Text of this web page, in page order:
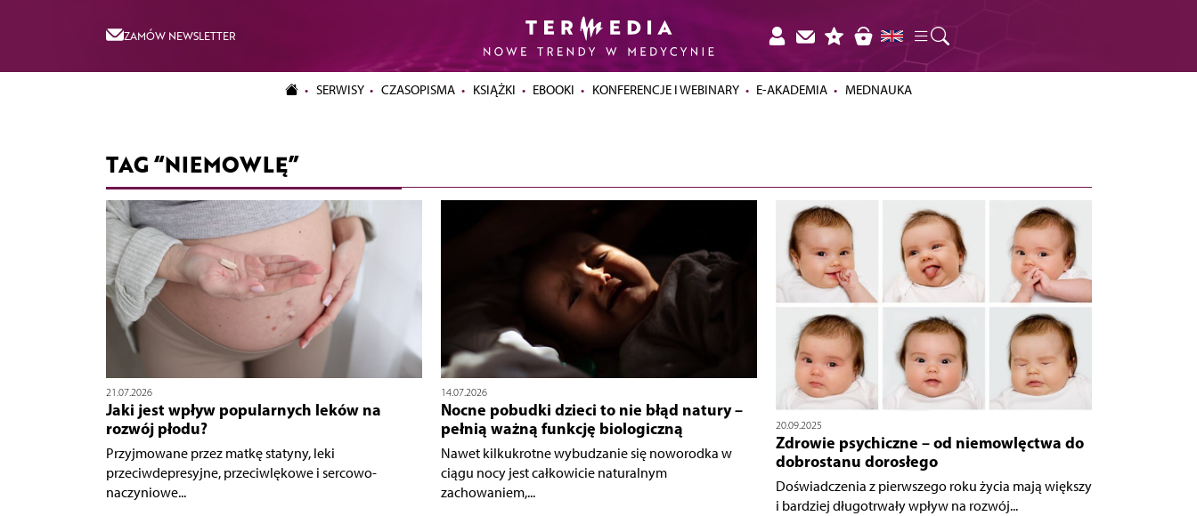
ZAMÓW NEWSLETTER
SERWISY CZASOPISMA KSIĄŻKI EBOOKI KONFERENCJE I WEBINARY E-AKADEMIA MEDNAUKA
TAG “NIEMOWLĘ”
21.07.2026
Jaki jest wpływ popularnych leków na
rozwój płodu?
Przyjmowane przez matkę statyny, leki
przeciwdepresyjne, przeciwlękowe i sercowo-
naczyniowe...
14.07.2026
Nocne pobudki dzieci to nie błąd natury –
pełnią ważną funkcję biologiczną
Nawet kilkukrotne wybudzanie się noworodka w
ciągu nocy jest całkowicie naturalnym
zachowaniem,...
20.09.2025
Zdrowie psychiczne – od niemowlęctwa do
dobrostanu dorosłego
Doświadczenia z pierwszego roku życia mają większy
i bardziej długotrwały wpływ na rozwój...